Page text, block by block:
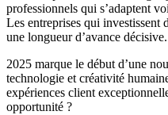
professionnels qui s’adaptent
Les entreprises qui investissent
une longueur d’avance décisive.
2025 marque le début d’une
technologie et créativité
expériences client
opportunité ?